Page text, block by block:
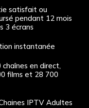
satisfait ou
pendant 12 mois
3 écrans
instantanée
chaînes en direct,
films et 28 700
IPTV Adultes